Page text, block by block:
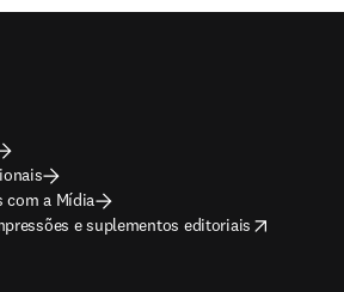
com a Mídia
e suplementos editoriais
window